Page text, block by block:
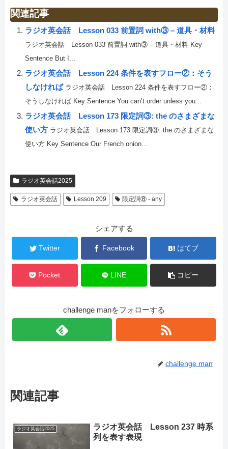
関連記事
ラジオ英会話 Lesson 033 前置詞 with③ – 道具・材料
ラジオ英会話 Lesson 033 前置詞 with③ – 道具・材料 Key
Sentence But I...
ラジオ英会話 Lesson 224 条件を表すフロー②：そう
しなければ ラジオ英会話 Lesson 224 条件を表すフロー②：
そうしなければ Key Sentence You can’t order unless you...
ラジオ英会話 Lesson 173 限定詞③: the のさまざまな
使い方 ラジオ英会話 Lesson 173 限定詞③: the のさまざまな
使い方 Key Sentence Our French onion...
ラジオ英会話2025
ラジオ英会話 Lesson 209 限定詞⑧ - any
シェアする
Twitter Facebook はてブ
Pocket LINE コピー
challenge manをフォローする
challenge man
関連記事
ラジオ英会話2025
ラジオ英会話 Lesson 237 時系
列を表す表現